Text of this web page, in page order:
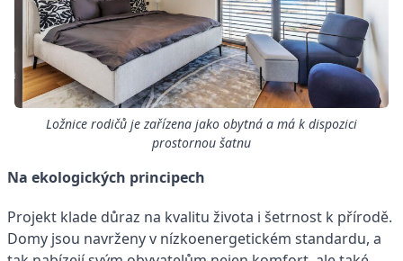
Ložnice rodičů je zařízena jako obytná a má k dispozici
prostornou šatnu
Na ekologických principech
Projekt klade důraz na kvalitu života i šetrnost k přírodě.
Domy jsou navrženy v nízkoenergetickém standardu, a